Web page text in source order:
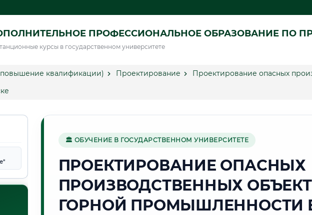
ПРОФЕССИОНАЛЬНОЕ ОБРАЗОВАНИЕ ПО
курсы в государственном университете
повышение квалификации) Проектирование
Проектирование опасных
🏛 ОБУЧЕНИЕ В ГОСУДАРСТВЕННОМ УНИВЕРСИТЕТЕ
ПРОЕКТИРОВАНИЕ ОПАСНЫХ
ПРОИЗВОДСТВЕННЫХ
ГОРНОЙ ПРОМЫШЛЕННОСТИ